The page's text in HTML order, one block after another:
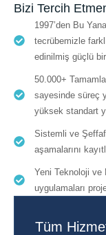
Tüm
Bizi Tercih
1997’den Bu
tecrübemizle
edinilmiş güçlü
50.000+
sayesinde süreç
yüksek standart
Sistemli ve
aşamalarını
Yeni Teknoloji ve
uygulamaları